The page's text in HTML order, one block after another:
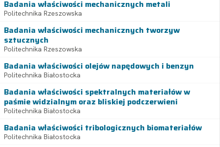
Badania właściwości mechanicznych metali
Politechnika Rzeszowska
Badania właściwości mechanicznych tworzyw
sztucznych
Politechnika Rzeszowska
Badania właściwości olejów napędowych i benzyn
Politechnika Białostocka
Badania właściwości spektralnych materiałów w
paśmie widzialnym oraz bliskiej podczerwieni
Politechnika Białostocka
Badania właściwości tribologicznych biomateriałów
Politechnika Białostocka